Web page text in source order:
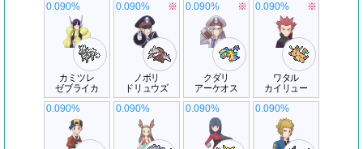
カミツレ
ゼブライカ
0.090%
ノボリ
ドリュウズ
0.090% ※
クダリ
アーケオス
0.090% ※
ワタル
カイリュー
0.090% ※
0.090% 0.090% 0.090% 0.090%